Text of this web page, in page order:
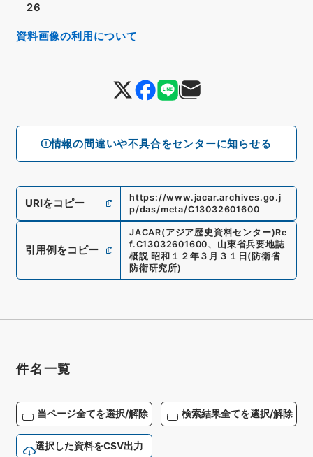
情報の間違いや不具合をセンターに知らせる
26
URIをコピー
https://www.jacar.archives.go.j
p/das/meta/C13032601600
引用例をコピー
JACAR(アジア歴史資料センター)Re
f.C13032601600、 山東省兵要地誌
概説 昭和１２年３月３１日 ( 防衛省
防衛研究所)
資料画像の利用について
件名一覧
当ページ全てを選択/解除 検索結果全てを選択/解除
選択した資料をCSV出力